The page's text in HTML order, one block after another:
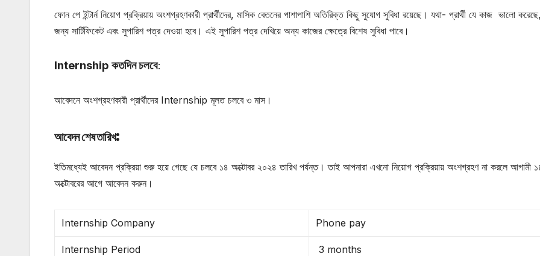
ফোন পে ইন্টার্ন নিয়োগ প্রক্রিয়ায় অংশগ্রহণকারী প্রার্থীদের, মাসিক বেতনের পাশাপাশি অতিরিক্ত কিছু সুযোগ সুবিধা রয়েছে। যথা- প্রার্থী যে কাজ ভালো
জন্য সার্টিফিকেট এবং সুপারিশ পত্র দেওয়া হবে। এই সুপারিশ পত্র দেখিয়ে অন্য কাজের ক্ষেত্রে বিশেষ সুবিধা পাবে।
Internship কতদিন চলবে:
আবেদনে অংশগ্রহণকারী প্রার্থীদের Internship মূলত চলবে ৩ মাস।
আবেদন শেষ তারিখ:
ইতিমধ্যেই আবেদন প্রক্রিয়া শুরু হয়ে গেছে যে চলবে ১৪ অক্টোবর ২০২৪ তারিখ পর্যন্ত। তাই আপনারা এখনো নিয়োগ প্রক্রিয়ায় অংশগ্রহণ না করলে আগামী
অক্টোবরের আগে আবেদন করুন।
Internship Company Phone pay
Internship Period 3 months